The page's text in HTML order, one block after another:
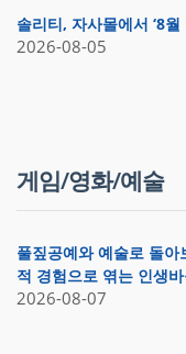
솔리티, 자사몰에서 ‘8
2026-08-05
게임/영화/예술
풀짚공예와 예술로 돌
적 경험으로 엮는 인생
2026-08-07